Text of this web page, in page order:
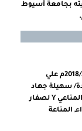
بجامعة أسيوط
وافق مجلس الكلية رقم (232) والمنعقد بتاريخ 2018/2/5م علي
سهيلة جهاد
فهمي عبد الله تحت عنوان “مزيج من الجلوبيولين المناعي Y لصفار
المناعة